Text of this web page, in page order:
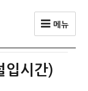
메뉴
입시간)